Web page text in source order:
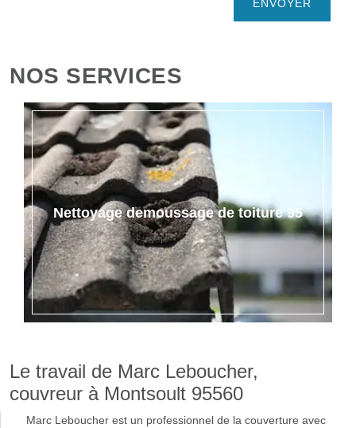
NOS SERVICES
Nettoyage demoussage de toiture 95
Le travail de Marc Leboucher,
couvreur à Montsoult 95560
Marc Leboucher est un professionnel de la couverture avec